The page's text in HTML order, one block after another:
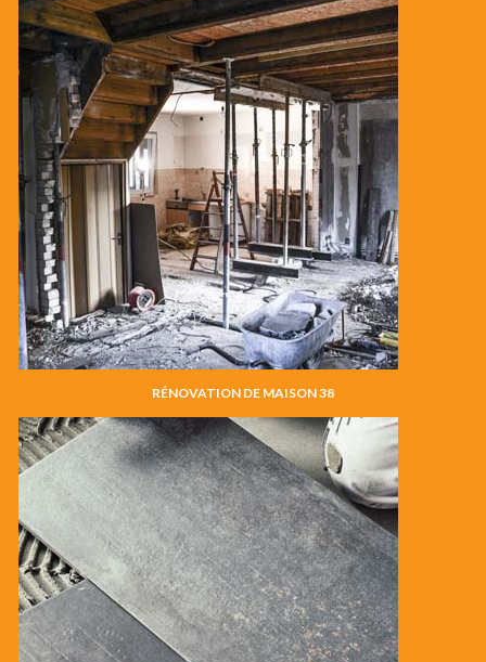
RÉNOVATION DE MAISON 38